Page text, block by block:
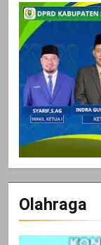
Olahraga